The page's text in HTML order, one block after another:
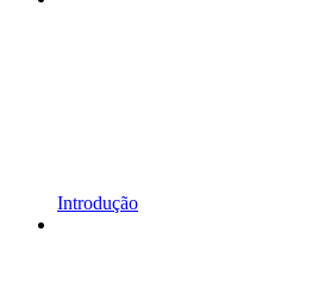
Introdução